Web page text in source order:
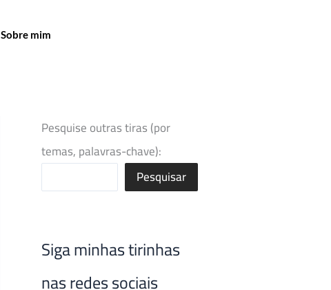
Sobre mim
Pesquise outras tiras (por
temas, palavras-chave):
Pesquisar
Siga minhas tirinhas
nas redes sociais